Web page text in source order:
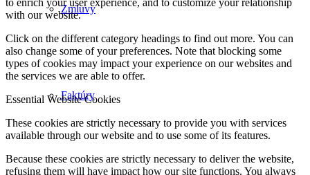
Zmluvy
Faktúry
to enrich your user experience, and to customize your relationship
with our website.
Click on the different category headings to find out more. You can
also change some of your preferences. Note that blocking some
types of cookies may impact your experience on our websites and
the services we are able to offer.
Essential Website Cookies
These cookies are strictly necessary to provide you with services
available through our website and to use some of its features.
Because these cookies are strictly necessary to deliver the website,
refusing them will have impact how our site functions. You always